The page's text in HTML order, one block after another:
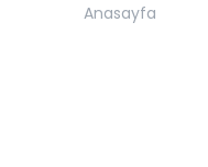
Anasayfa